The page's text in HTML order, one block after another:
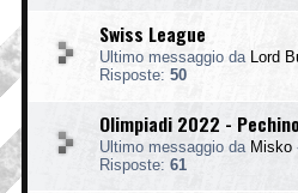
Swiss League
Ultimo messaggio da Lord
Risposte: 50
Olimpiadi 2022 - Pechino
Ultimo messaggio da Misko
Risposte: 61